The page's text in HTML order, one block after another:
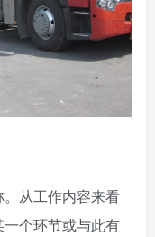
从工作内容来看
个环节或与此有